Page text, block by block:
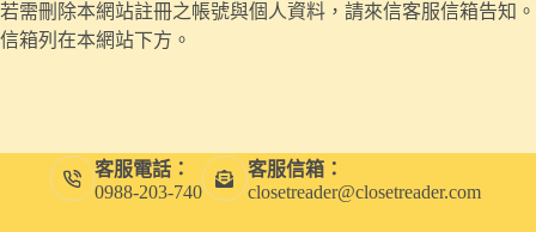
若需刪除本網站註冊之帳號與個人資料，請來信客服信箱告知。
信箱列在本網站下方。
客服電話：
0988-203-740
客服信箱：
closetreader@closetreader.com